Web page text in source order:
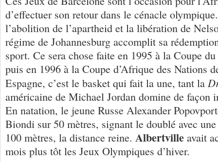
d’effectuer son retour dans le cénacle
l’abolition de l’apartheid et la libération de
régime de Johannesburg accomplit sa
sport. Ce sera chose faite en 1995 à la Coupe
puis en 1996 à la Coupe d’Afrique des Nations
Espagne, c’est le basket qui fait la une, tant la
américaine de Michael Jordan domine de façon
En natation, le jeune Russe Alexander
Biondi sur 50 mètres, signant le doublé avec
100 mètres, la distance reine. Albertville avait
mois plus tôt les Jeux Olympiques d’hiver.